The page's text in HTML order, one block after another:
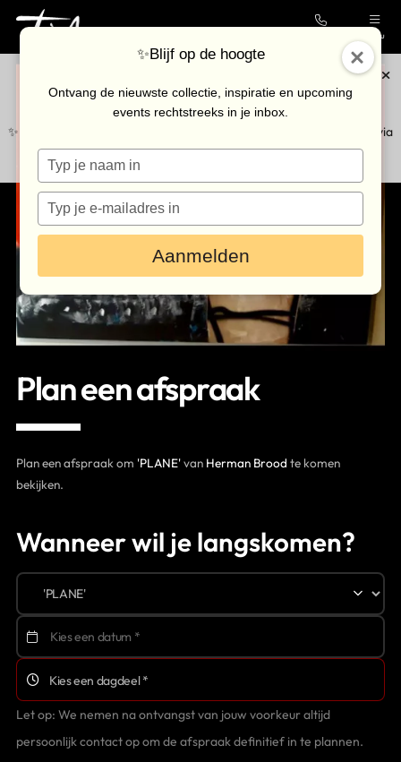
Menu
In augustus op donderdag gesloten en géén koopzondagen.
Eventueel op afspraak mogelijk.
✨Blijf op de hoogte van de nieuwste collectie en upcoming events via
Collectie
Galerie
Kunstenaars
Outlet
Bezoek de galerie
Inkoop
Verhuur
Nieuws & agenda
Contact
Plan een afspraak
Plan een afspraak om 'PLANE'van Herman Brood te komen
bekijken.
Wanneer wil je langskomen?
Let op: We nemen na ontvangst van jouw voorkeur altijd
persoonlijk contact op om de afspraak definitief in te plannen.
✨Blijf op de hoogte
Ontvang de nieuwste collectie, inspiratie en upcoming
events rechtstreeks in je inbox.
Typ
je
naam
Typ
je
e-
in
Aanmelden